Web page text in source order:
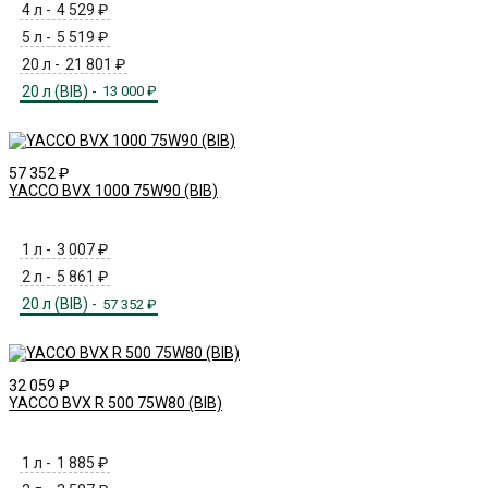
4 л - 4 529 ₽
5 л - 5 519 ₽
20 л - 21 801 ₽
20 л (BIB) - 13 000 ₽
57 352 ₽
YACCO BVX 1000 75W90 (BIB)
1 л - 3 007 ₽
2 л - 5 861 ₽
20 л (BIB) - 57 352 ₽
32 059 ₽
YACCO BVX R 500 75W80 (BIB)
1 л - 1 885 ₽